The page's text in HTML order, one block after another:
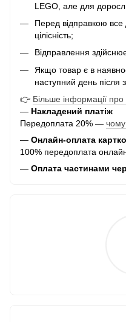
LEGO, але для
Перед відправкою все
цілісність;
Відправлення
Якщо товар є в
наступний день
👉 Більше інформації про
— Накладений платіж
Передоплата 20% —
— Онлайн-оплата
100% передоплата
— Оплата частинами